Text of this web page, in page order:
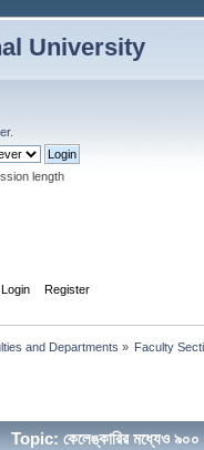
University
.
length
Login Register
and Departments » Faculty
Topic: কেলেঙ্কারির মধ্যেও